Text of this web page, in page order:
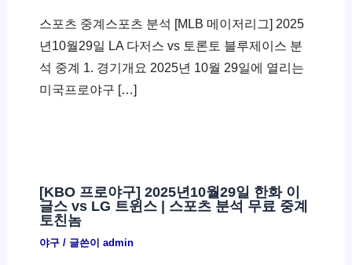
스포츠 중계스포츠 분석 [MLB 메이저리그] 2025
년10월29일 LA 다저스 vs 토론토 블루제이스 분
석 중계 1. 경기개요 2025년 10월 29일에 열리는
미국프로야구 […]
[KBO 프로야구] 2025년10월29일 한화 이
글스 vs LG 트윈스 | 스포츠 분석 무료 중계
토친놈
야구/ 글쓴이 admin